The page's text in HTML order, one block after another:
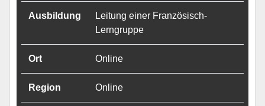
Ausbildung
Leitung einer Französisch-
Lerngruppe
Ort Online
Region Online